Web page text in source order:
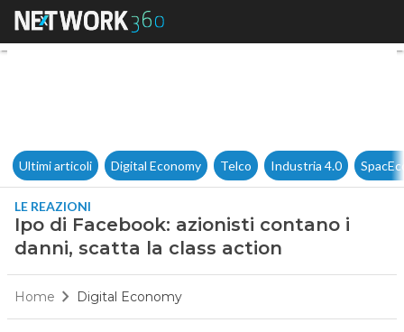
Ipo di Facebook: azionisti
Ultimi articoli Digital Economy Telco Industria 4.0
LE REAZIONI
Ipo di Facebook: azionisti contano i
danni, scatta la class action
Home Digital Economy